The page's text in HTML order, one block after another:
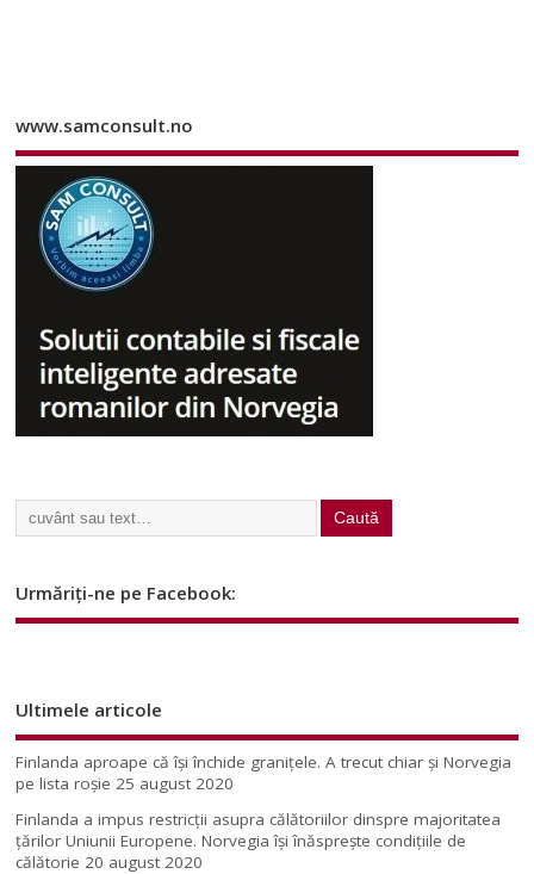
www.samconsult.no
Urmăriți-ne pe Facebook:
Ultimele articole
Finlanda aproape că își închide granițele. A trecut chiar și Norvegia
pe lista roșie 25 august 2020
Finlanda a impus restricţii asupra călătoriilor dinspre majoritatea
ţărilor Uniunii Europene. Norvegia își înăsprește condițiile de
călătorie 20 august 2020